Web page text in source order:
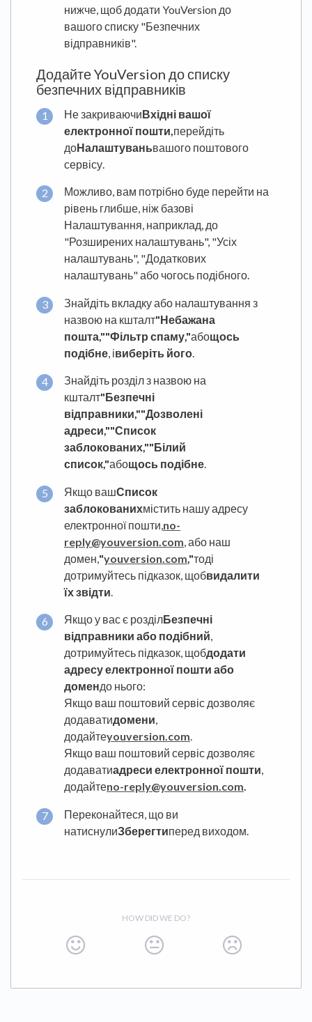
нижче, щоб додати YouVersion до
вашого списку "Безпечних
відправників".
Додайте YouVersion до списку
безпечних відправників
Не закриваючиВхідні вашої
електронної пошти, перейдіть
доНалаштуваньвашого поштового
сервісу.
Можливо, вам потрібно буде перейти на
рівень глибше, ніж базові
Налаштування, наприклад, до
"Розширених налаштувань", "Усіх
налаштувань", "Додаткових
налаштувань" або чогось подібного.
Знайдіть вкладку або налаштування з
назвою на кшталт"Небажана
пошта,""Фільтр спаму,"абощось
подібне , івиберіть його
Знайдіть розділ з назвою на
кшталт"Безпечні
відправники,""Дозволені
адреси,""Список
заблокованих,""Білий
список,"абощось подібне.
Якщо вашСписок
заблокованихмістить нашу адресу
електронної пошти,no-
reply@youversion.com, або наш
домен,"youversion.com,"тоді
дотримуйтесь підказок, щобвидалити
їх звідти.
Якщо у вас є розділБезпечні
відправники або подібний,
дотримуйтесь підказок, щобдодати
адресу електронної пошти або
домендо нього:
Якщо ваш поштовий сервіс дозволяє
додаватидомени,
додайтеyouversion.com.
Якщо ваш поштовий сервіс дозволяє
додаватиадреси електронної пошти,
додайтеno-reply@youversion.com.
Переконайтеся, що ви
натиснулиЗберегтиперед виходом.
HOW DID WE DO?